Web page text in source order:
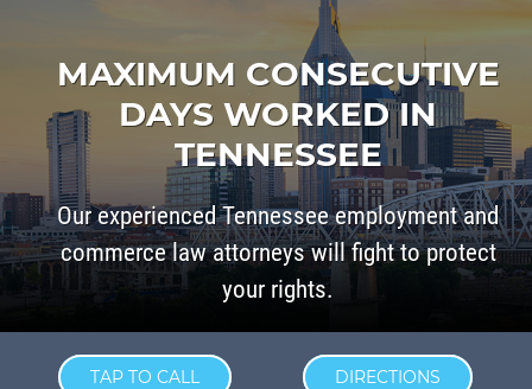
MAXIMUM CONSECUTIVE
DAYS WORKED IN
TENNESSEE
Our experienced Tennessee employment and
commerce law attorneys will fight to protect
your rights.
TAP TO CALL DIRECTIONS